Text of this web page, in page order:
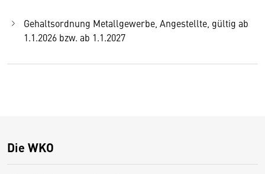
Gehaltsordnung Metallgewerbe, Angestellte, gültig ab
1.1.2026 bzw. ab 1.1.2027
Die WKO